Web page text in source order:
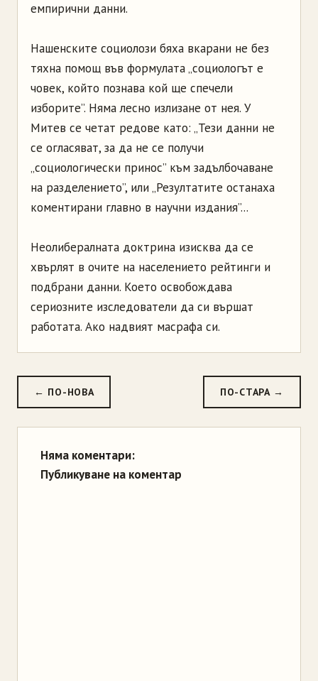
емпирични данни.
Нашенските социолози бяха вкарани не без
тяхна помощ във формулата „социологът е
човек, който познава кой ще спечели
изборите”. Няма лесно излизане от нея. У
Митев се четат редове като: „Тези данни не
се огласяват, за да не се получи
„социологически принос” към задълбочаване
на разделението”, или „Резултатите останаха
коментирани главно в научни издания”...
Неолибералната доктрина изисква да се
хвърлят в очите на населението рейтинги и
подбрани данни. Което освобождава
сериозните изследователи да си вършат
работата. Ако надвият масрафа си.
← ПО-НОВА ПО-СТАРА →
Няма коментари:
Публикуване на коментар